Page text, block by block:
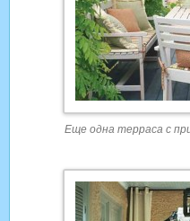
Еще одна терраса с